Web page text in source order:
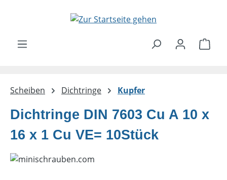
Zum Hauptinhalt springen
Scheiben Dichtringe Kupfer
Dichtringe DIN 7603 Cu A 10 x
16 x 1 Cu VE= 10Stück